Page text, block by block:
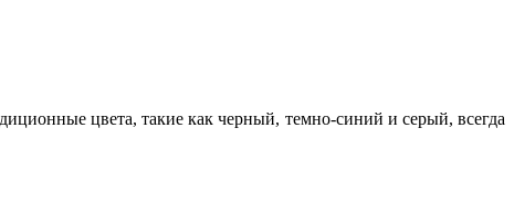
цвета, такие как черный, темно-синий и серый, всегда